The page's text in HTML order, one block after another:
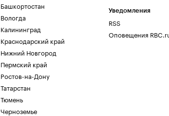
Башкортостан
Вологда
Калининград
Краснодарский край
Нижний Новгород
Пермский край
Ростов-на-Дону
Татарстан
Тюмень
Черноземье
Уведомления
RSS
Оповещения